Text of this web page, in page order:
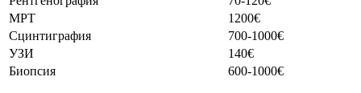
МРТ
1200€
Сцинтиграфия
700-1000€
УЗИ
140€
Биопсия
600-1000€